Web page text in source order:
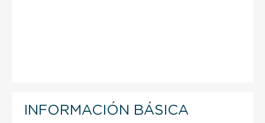
INFORMACIÓN BÁSICA